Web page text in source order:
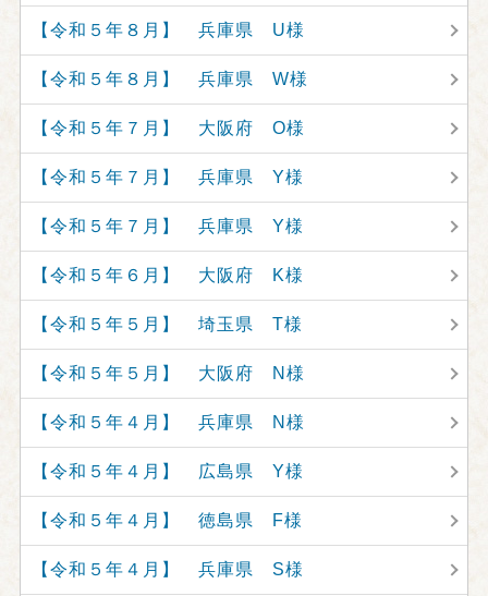
【令和５年８月】 兵庫県 U様
【令和５年８月】 兵庫県 W様
【令和５年７月】 大阪府 O様
【令和５年７月】 兵庫県 Y様
【令和５年７月】 兵庫県 Y様
【令和５年６月】 大阪府 K様
【令和５年５月】 埼玉県 T様
【令和５年５月】 大阪府 N様
【令和５年４月】 兵庫県 N様
【令和５年４月】 広島県 Y様
【令和５年４月】 徳島県 F様
【令和５年４月】 兵庫県 S様